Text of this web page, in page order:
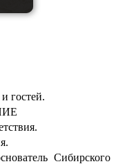
гостей.
Сибирского